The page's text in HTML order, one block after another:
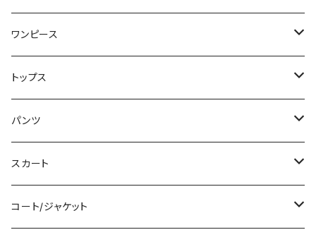
ワンピース
ミニ/ショート
ミディアム/ミモレ
ロング/マキシ
袖付き
トップス
Tシャツ/カットソー
タンクトップ/キャミソール
シャツ/ブラウス
パンツ
ショート丈
クロップド丈
スカート
ミニ/ショート
コート/ジャケット